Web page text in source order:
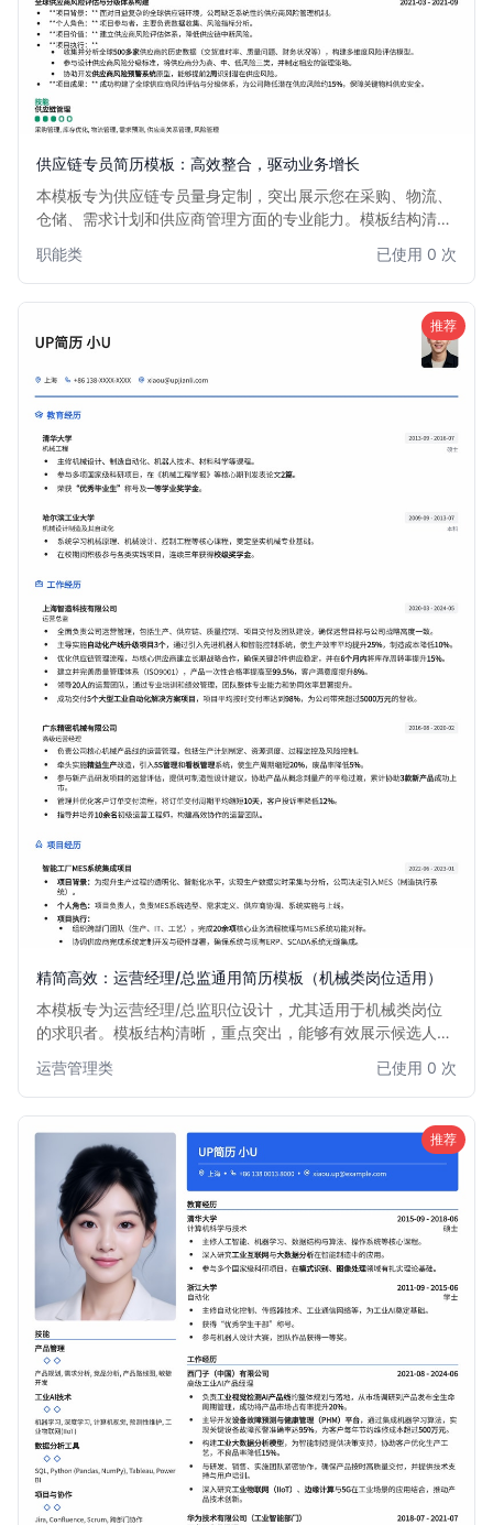
供应链专员简历模板：高效整合，驱动业务增长
本模板专为供应链专员量身定制，突出展示您在采购、物流、
仓储、需求计划和供应商管理方面的专业能力。模板结构清
竞争激烈的供应链领域脱颖而出，获得理想职位。
职能类 已使用 0 次
推荐
精简高效：运营经理/总监通用简历模板（机械类岗位适用）
本模板专为运营经理/总监职位设计，尤其适用于机械类岗位
的求职者。模板结构清晰，重点突出，能够有效展示候选人在
果。简洁大方的设计风格，确保您的简历在众多求职者中脱颖
而出，助您快速获得面试机会。
运营管理类 已使用 0 次
推荐